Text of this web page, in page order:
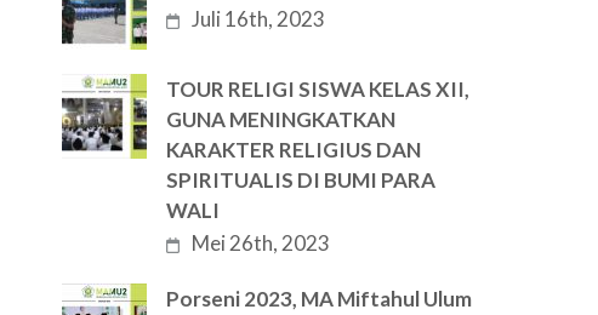
Juli 16th, 2023
TOUR RELIGI SISWA KELAS XII,
GUNA MENINGKATKAN
KARAKTER RELIGIUS DAN
SPIRITUALIS DI BUMI PARA
WALI
Mei 26th, 2023
Porseni 2023, MA Miftahul Ulum